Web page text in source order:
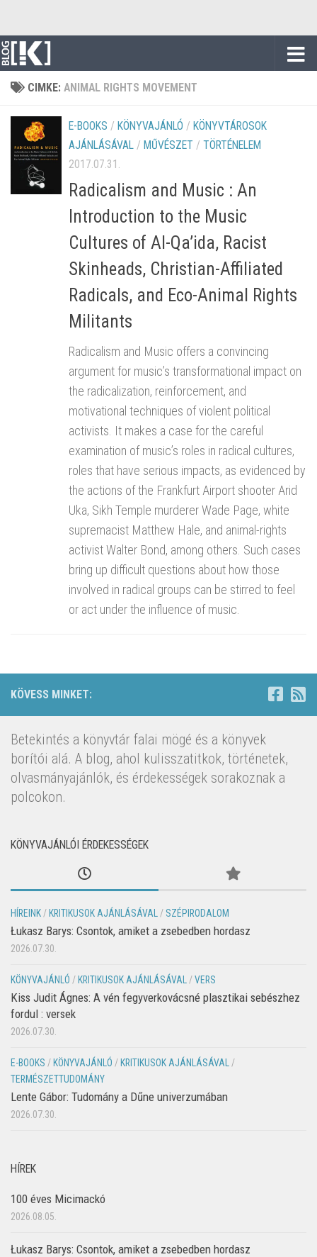
CIMKE: ANIMAL RIGHTS MOVEMENT
E-BOOKS / KÖNYVAJÁNLÓ / KÖNYVTÁROSOK
AJÁNLÁSÁVAL / MŰVÉSZET / TÖRTÉNELEM
2017.07.31.
Radicalism and Music : An
Introduction to the Music
Cultures of Al-Qa’ida, Racist
Skinheads, Christian-Affiliated
Radicals, and Eco-Animal Rights
Militants
Radicalism and Music offers a convincing
argument for music’s transformational impact on
the radicalization, reinforcement, and
motivational techniques of violent political
activists. It makes a case for the careful
examination of music’s roles in radical cultures,
roles that have serious impacts, as evidenced by
the actions of the Frankfurt Airport shooter Arid
Uka, Sikh Temple murderer Wade Page, white
supremacist Matthew Hale, and animal-rights
activist Walter Bond, among others. Such cases
bring up difficult questions about how those
involved in radical groups can be stirred to feel
or act under the influence of music.
KÖVESS MINKET:
Betekintés a könyvtár falai mögé és a könyvek
borítói alá. A blog, ahol kulisszatitkok, történetek,
olvasmányajánlók, és érdekességek sorakoznak a
polcokon.
KÖNYVAJÁNLÓI ÉRDEKESSÉGEK
HÍREINK / KRITIKUSOK AJÁNLÁSÁVAL / SZÉPIRODALOM
Łukasz Barys: Csontok, amiket a zsebedben hordasz
2026.07.30.
KÖNYVAJÁNLÓ / KRITIKUSOK AJÁNLÁSÁVAL /VERS
Kiss Judit Ágnes: A vén fegyverkovácsné plasztikai sebészhez
fordul : versek
2026.07.30.
E-BOOKS / KÖNYVAJÁNLÓ / KRITIKUSOK AJÁNLÁSÁVAL
/
TERMÉSZETTUDOMÁNY
Lente Gábor: Tudomány a Dűne univerzumában
2026.07.30.
HÍREK
100 éves Micimackó
2026.08.05.
Łukasz Barys: Csontok, amiket a zsebedben hordasz